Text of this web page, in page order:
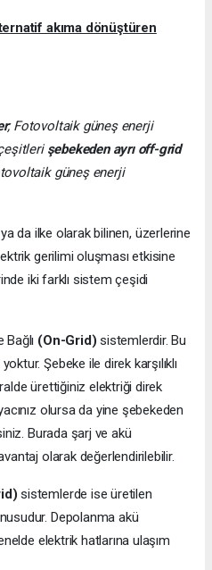
akıma dönüştüren
; Fotovoltaik güneş enerji
şebekeden ayrı off-grid
güneş enerji
da ilke olarak bilinen, üzerlerine
gerilimi oluşması etkisine
iki farklı sistem çeşidi
(On-Grid) sistemlerdir. Bu
Şebeke ile direk karşılıklı
ürettiğiniz elektriği direk
olursa da yine şebekeden
Burada şarj ve akü
olarak değerlendirilebilir.
sistemlerde ise üretilen
Depolanma akü
elektrik hatlarına ulaşım